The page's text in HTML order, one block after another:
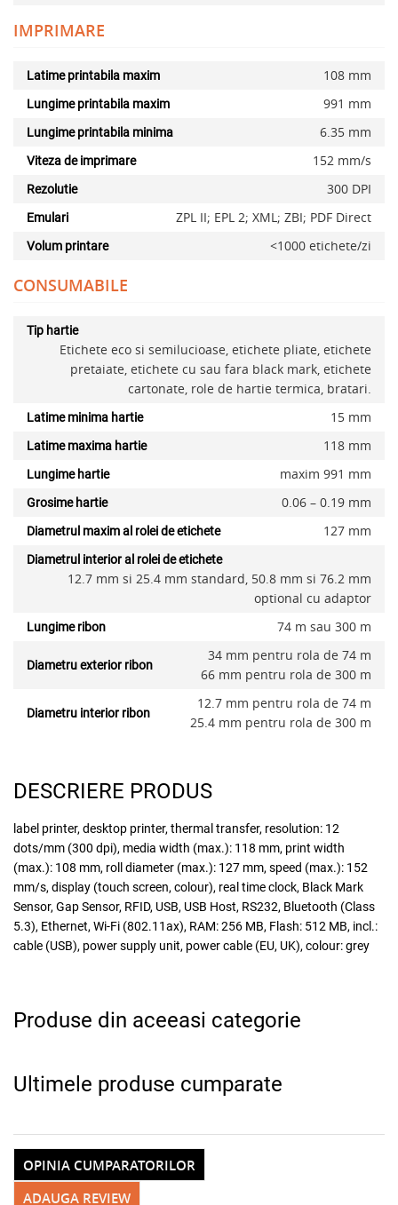
IMPRIMARE
Latime printabila maxim 108 mm
Lungime printabila maxim 991 mm
Lungime printabila minima 6.35 mm
Viteza de imprimare 152 mm/s
Rezolutie 300 DPI
Emulari ZPL II; EPL 2; XML; ZBI; PDF Direct
Volum printare <1000 etichete/zi
CONSUMABILE
Tip hartie
Etichete eco si semilucioase, etichete pliate, etichete
pretaiate, etichete cu sau fara black mark, etichete
cartonate, role de hartie termica, bratari.
Latime minima hartie 15 mm
Latime maxima hartie 118 mm
Lungime hartie maxim 991 mm
Grosime hartie 0.06 – 0.19 mm
Diametrul maxim al rolei de etichete 127 mm
Diametrul interior al rolei de etichete
12.7 mm si 25.4 mm standard, 50.8 mm si 76.2 mm
optional cu adaptor
Lungime ribon 74 m sau 300 m
Diametru exterior ribon
34 mm pentru rola de 74 m
66 mm pentru rola de 300 m
Diametru interior ribon
12.7 mm pentru rola de 74 m
25.4 mm pentru rola de 300 m
DESCRIERE PRODUS
label printer, desktop printer, thermal transfer, resolution: 12
dots/mm (300 dpi), media width (max.): 118 mm, print width
(max.): 108 mm, roll diameter (max.): 127 mm, speed (max.): 152
mm/s, display (touch screen, colour), real time clock, Black Mark
Sensor, Gap Sensor, RFID, USB, USB Host, RS232, Bluetooth (Class
5.3), Ethernet, Wi-Fi (802.11ax), RAM: 256 MB, Flash: 512 MB, incl.:
cable (USB), power supply unit, power cable (EU, UK), colour: grey
Produse din aceeasi categorie
Ultimele produse cumparate
ADAUGA REVIEW
OPINIA CUMPARATORILOR